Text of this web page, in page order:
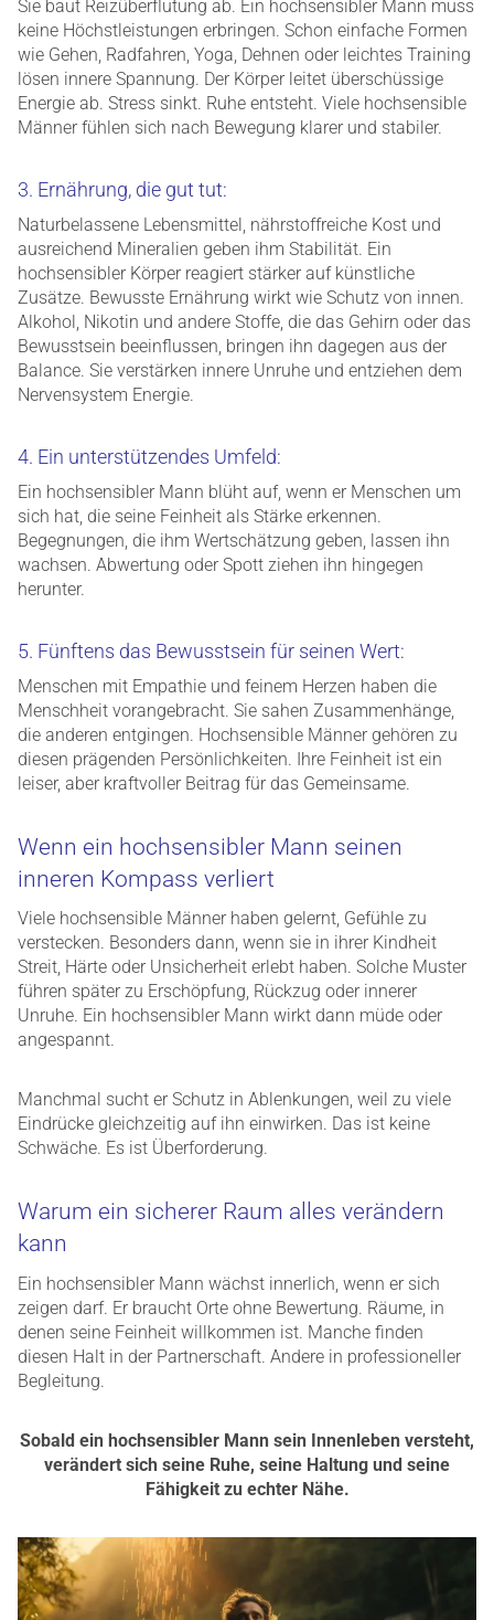
Sie baut Reizüberflutung ab. Ein hochsensibler Mann muss
keine Höchstleistungen erbringen. Schon einfache Formen
wie Gehen, Radfahren, Yoga, Dehnen oder leichtes Training
lösen innere Spannung. Der Körper leitet überschüssige
Energie ab. Stress sinkt. Ruhe entsteht. Viele hochsensible
Männer fühlen sich nach Bewegung klarer und stabiler.
3. Ernährung, die gut tut:
Naturbelassene Lebensmittel, nährstoffreiche Kost und
ausreichend Mineralien geben ihm Stabilität. Ein
hochsensibler Körper reagiert stärker auf künstliche
Zusätze. Bewusste Ernährung wirkt wie Schutz von innen.
Alkohol, Nikotin und andere Stoffe, die das Gehirn oder das
Bewusstsein beeinflussen, bringen ihn dagegen aus der
Balance. Sie verstärken innere Unruhe und entziehen dem
Nervensystem Energie.
4. Ein unterstützendes Umfeld:
Ein hochsensibler Mann blüht auf, wenn er Menschen um
sich hat, die seine Feinheit als Stärke erkennen.
Begegnungen, die ihm Wertschätzung geben, lassen ihn
wachsen. Abwertung oder Spott ziehen ihn hingegen
herunter.
5. Fünftens das Bewusstsein für seinen Wert:
Menschen mit Empathie und feinem Herzen haben die
Menschheit vorangebracht. Sie sahen Zusammenhänge,
die anderen entgingen. Hochsensible Männer gehören zu
diesen prägenden Persönlichkeiten. Ihre Feinheit ist ein
leiser, aber kraftvoller Beitrag für das Gemeinsame.
Wenn ein hochsensibler Mann seinen
inneren Kompass verliert
Viele hochsensible Männer haben gelernt, Gefühle zu
verstecken. Besonders dann, wenn sie in ihrer Kindheit
Streit, Härte oder Unsicherheit erlebt haben. Solche Muster
führen später zu Erschöpfung, Rückzug oder innerer
Unruhe. Ein hochsensibler Mann wirkt dann müde oder
angespannt.
Manchmal sucht er Schutz in Ablenkungen, weil zu viele
Eindrücke gleichzeitig auf ihn einwirken. Das ist keine
Schwäche. Es ist Überforderung.
Warum ein sicherer Raum alles verändern
kann
Ein hochsensibler Mann wächst innerlich, wenn er sich
zeigen darf. Er braucht Orte ohne Bewertung. Räume, in
denen seine Feinheit willkommen ist. Manche finden
diesen Halt in der Partnerschaft. Andere in professioneller
Begleitung.
Sobald ein hochsensibler Mann sein Innenleben versteht,
verändert sich seine Ruhe, seine Haltung und seine
Fähigkeit zu echter Nähe.